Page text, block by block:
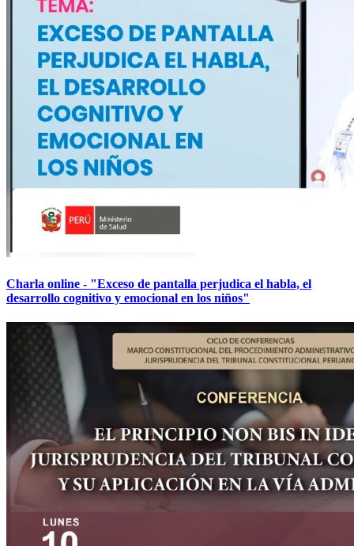
Charla online - "Exceso de pantalla perjudica el habla, el
desarrollo cognitivo y emocional en los niños"